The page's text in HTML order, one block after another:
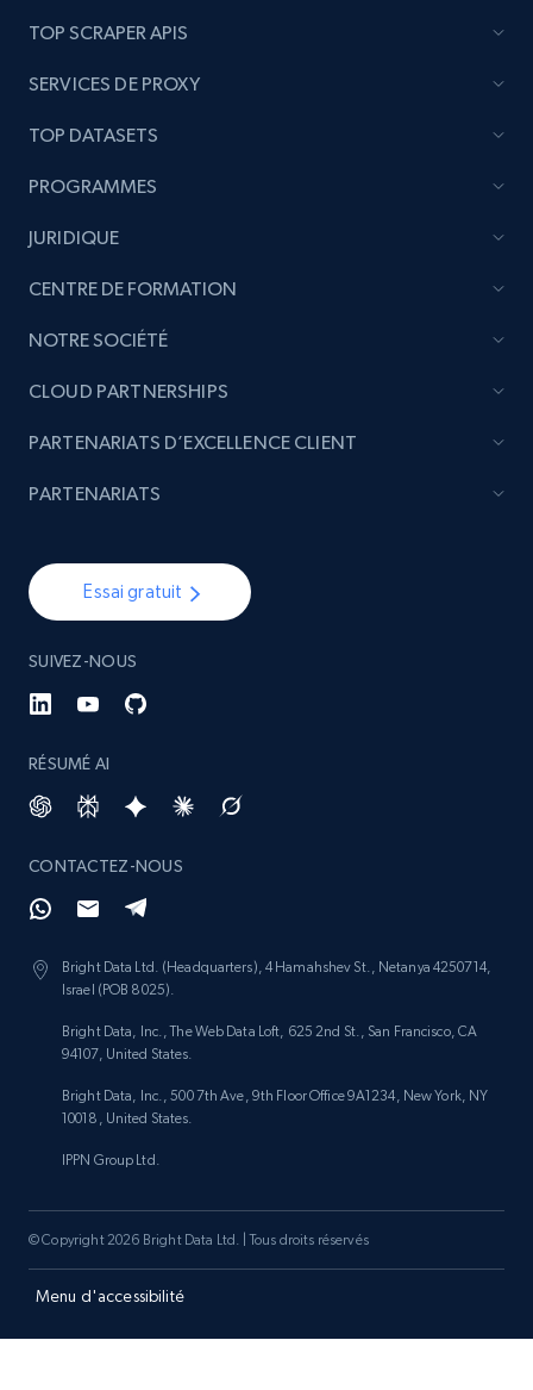
TOP SCRAPER APIS
SERVICES DE PROXY
TOP DATASETS
PROGRAMMES
JURIDIQUE
CENTRE DE FORMATION
NOTRE SOCIÉTÉ
Essai gratuit
SUIVEZ-NOUS
RÉSUMÉ AI
CONTACTEZ-NOUS
Bright Data Ltd. (Headquarters), 4 Hamahshev St., Netanya 4250714,
Israel (POB 8025).
Bright Data, Inc., The Web Data Loft, 625 2nd St., San Francisco, CA
94107, United States.
Bright Data, Inc., 500 7th Ave, 9th Floor Office 9A1234, New York, NY
10018, United States.
IPPN Group Ltd.
CLOUD PARTNERSHIPS
PARTENARIATS D’EXCELLENCE CLIENT
PARTENARIATS
Menu d'accessibilité
© Copyright 2026 Bright Data Ltd. | Tous droits réservés